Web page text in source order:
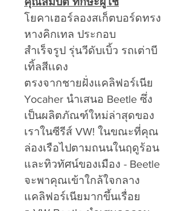
โยคาเฮอร์ลองสเก็ตบอร์ดทรง
หางคิกเทล ประกอบ
สำเร็จรูป รุ่นวีดับเบิ้ว รถเต่าบี
เทิ้ลสีเเดง
ตรงจากชายฝั่งแคลิฟอร์เนีย
Yocaher นำเสนอ Beetle ซึ่ง
เป็นผลิตภัณฑ์ใหม่ล่าสุดของ
เราในซีรีส์ VW! ในขณะที่คุณ
ล่องเรือไปตามถนนในฤดูร้อน
และทิวทัศน์ของเมือง - Beetle
จะพาคุณเข้าใกล้ใจกลาง
แคลิฟอร์เนียมากขึ้นเรื่อย